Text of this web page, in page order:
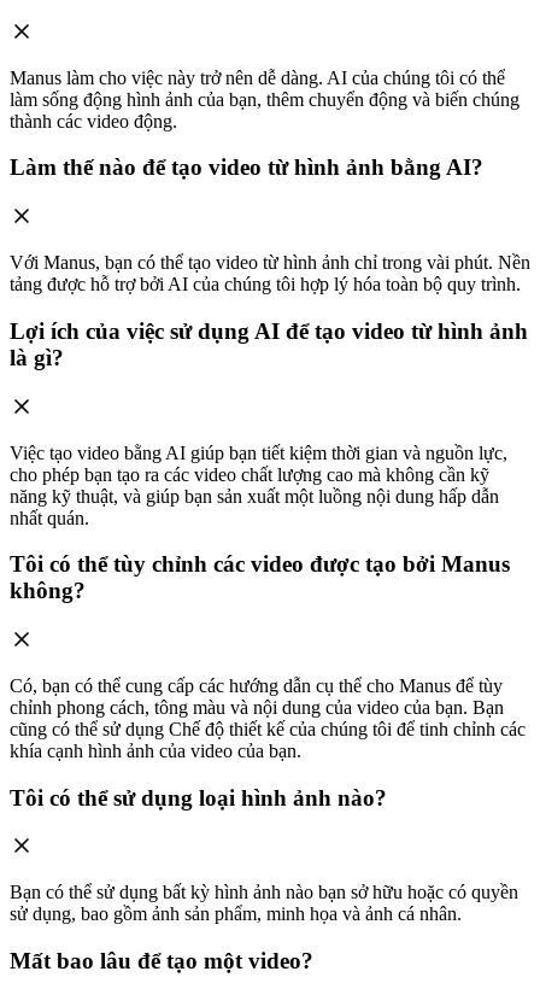
Manus làm cho việc này trở nên dễ dàng. AI của chúng tôi có thể
làm sống động hình ảnh của bạn, thêm chuyển động và biến chúng
thành các video động.
Làm thế nào để tạo video từ hình ảnh bằng AI?
Với Manus, bạn có thể tạo video từ hình ảnh chỉ trong vài phút. Nền
tảng được hỗ trợ bởi AI của chúng tôi hợp lý hóa toàn bộ quy trình.
Lợi ích của việc sử dụng AI để tạo video từ hình ảnh
là gì?
Việc tạo video bằng AI giúp bạn tiết kiệm thời gian và nguồn lực,
cho phép bạn tạo ra các video chất lượng cao mà không cần kỹ
năng kỹ thuật, và giúp bạn sản xuất một luồng nội dung hấp dẫn
nhất quán.
Tôi có thể tùy chỉnh các video được tạo bởi Manus
không?
Có, bạn có thể cung cấp các hướng dẫn cụ thể cho Manus để tùy
chỉnh phong cách, tông màu và nội dung của video của bạn. Bạn
cũng có thể sử dụng Chế độ thiết kế của chúng tôi để tinh chỉnh các
khía cạnh hình ảnh của video của bạn.
Tôi có thể sử dụng loại hình ảnh nào?
Bạn có thể sử dụng bất kỳ hình ảnh nào bạn sở hữu hoặc có quyền
sử dụng, bao gồm ảnh sản phẩm, minh họa và ảnh cá nhân.
Mất bao lâu để tạo một video?